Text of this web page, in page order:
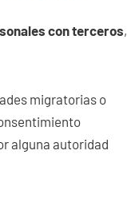
con terceros,
migratorias o
alguna autoridad